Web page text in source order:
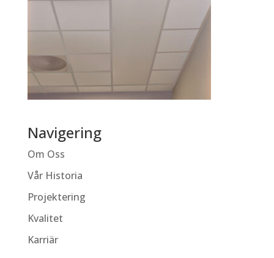
Navigering
Om Oss
Vår Historia
Projektering
Kvalitet
Karriär